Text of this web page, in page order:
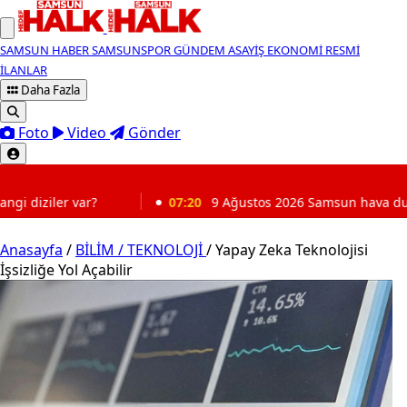
SAMSUN HABERSAMSUNSPORGÜNDEM ASAYİŞ EKONOMİ RESMİ
İLANLAR
Daha Fazla
Foto Video Gönder
07:20 9 Ağustos 2026 Samsun hava durumu: İlçelerde
Anasayfa / BİLİM / TEKNOLOJİ/Yapay Zeka Teknolojisi
İşsizliğe Yol Açabilir